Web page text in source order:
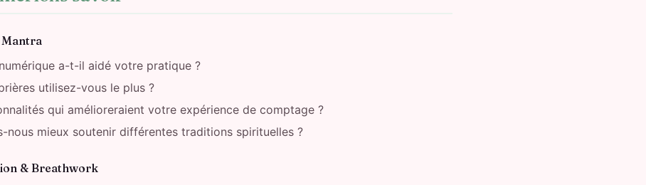
a-t-il aidé votre pratique ?
utilisez-vous le plus ?
qui amélioreraient votre expérience de comptage ?
nous mieux soutenir différentes traditions spirituelles ?
& Breathwork